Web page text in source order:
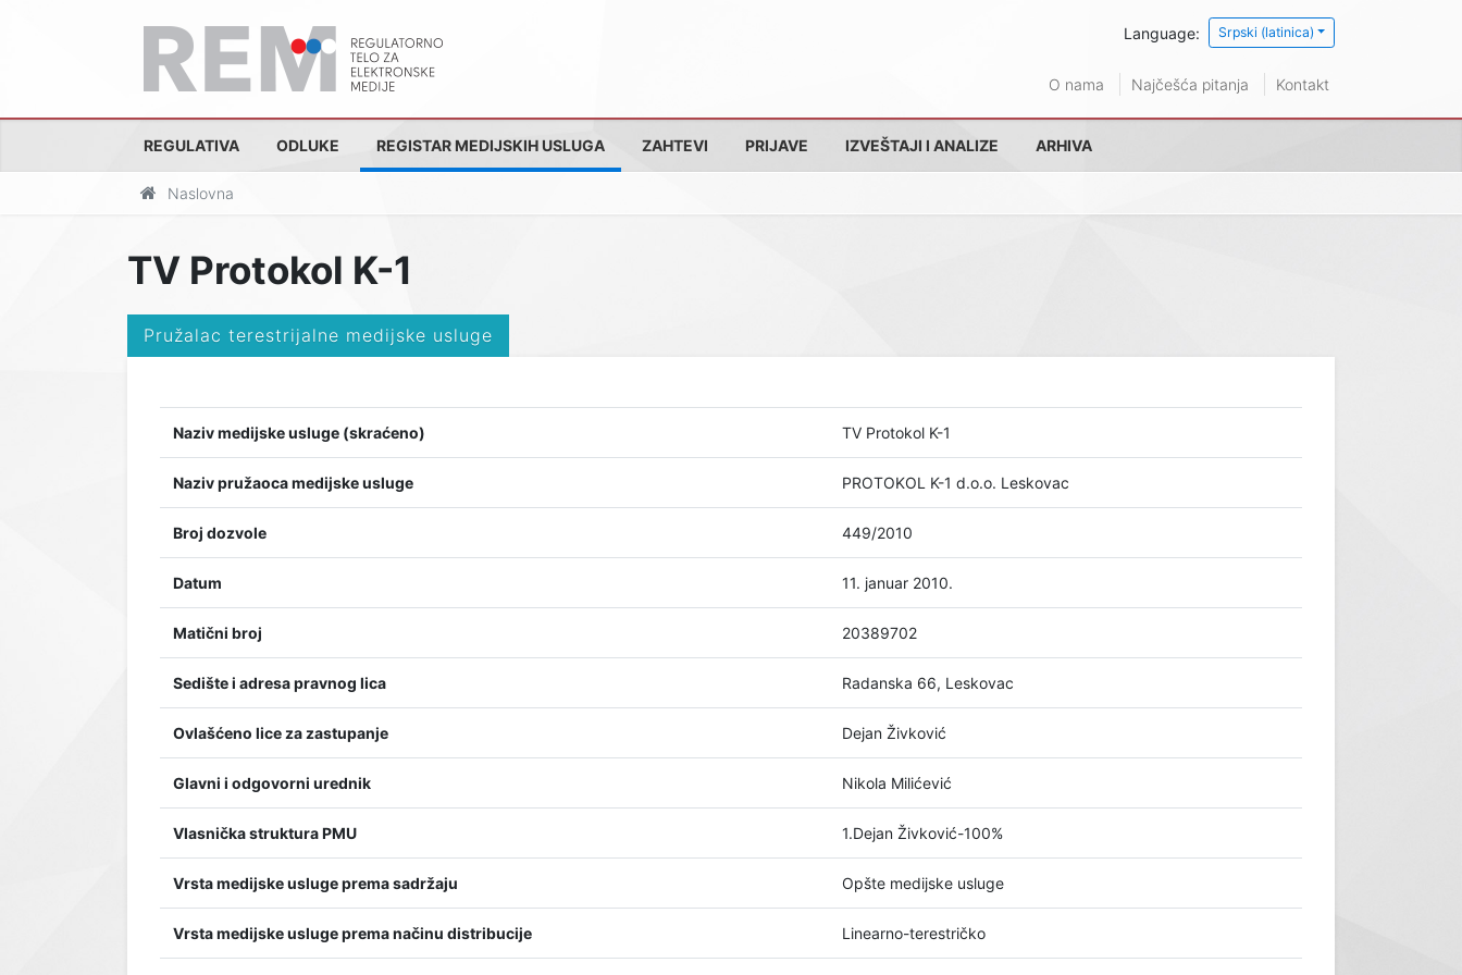
Language: Srpski (latinica)
O nama Najčešća pitanja Kontakt
REGULATIVA ODLUKE REGISTAR MEDIJSKIH USLUGA ZAHTEVI PRIJAVE IZVEŠTAJI I ANALIZE ARHIVA
Naslovna
TV Protokol K-1
Pružalac terestrijalne medijske usluge
Naziv medijske usluge (skraćeno) TV Protokol K-1
Naziv pružaoca medijske usluge PROTOKOL K-1 d.o.o. Leskovac
Broj dozvole 449/2010
Datum 11. januar 2010.
Matični broj 20389702
Sedište i adresa pravnog lica Radanska 66, Leskovac
Ovlašćeno lice za zastupanje Dejan Živković
Glavni i odgovorni urednik Nikola Milićević
Vlasnička struktura PMU 1.Dejan Živković-100%
Vrsta medijske usluge prema sadržaju Opšte medijske usluge
Vrsta medijske usluge prema načinu distribucije Linearno-terestričko